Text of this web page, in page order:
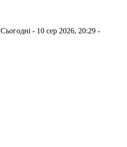
Сьогодні - 10 сер 2026, 20:29 -